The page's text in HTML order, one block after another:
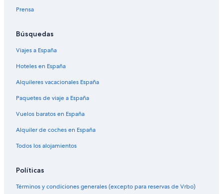
Prensa
Búsquedas
Viajes a España
Hoteles en España
Alquileres vacacionales España
Paquetes de viaje a España
Vuelos baratos en España
Alquiler de coches en España
Todos los alojamientos
Políticas
Términos y condiciones generales (excepto para reservas de Vrbo)